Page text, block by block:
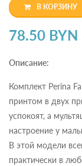
В КОРЗИНУ
78.50 BYN
Описание:
Комплект Perina
принтом в двух
успокоят, а
настроение у
В этой модели
практически в